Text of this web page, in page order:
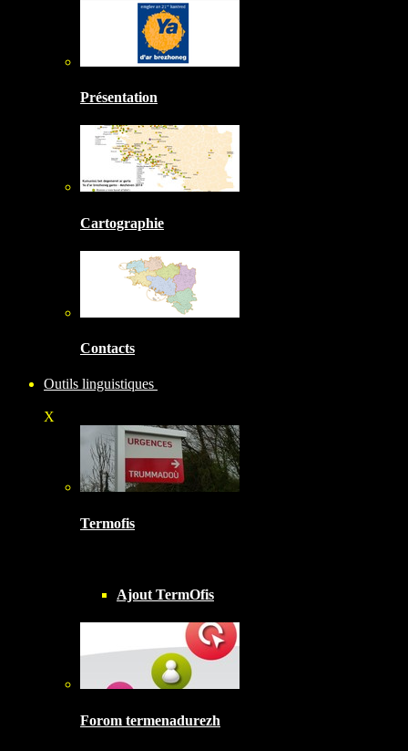
Présentation
Cartographie
Contacts
Outils linguistiques
X
Termofis
Ajout TermOfis
Forom termenadurezh